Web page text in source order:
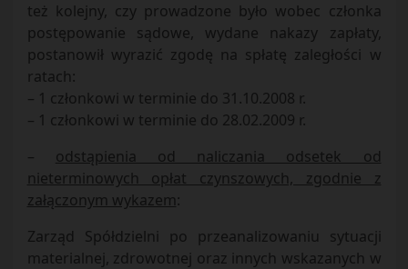
też kolejny, czy prowadzone było wobec członka
postępowanie sądowe, wydane nakazy zapłaty,
postanowił wyrazić zgodę na spłatę zaległości w
ratach:
– 1 członkowi w terminie do 31.10.2008 r.
– 1 członkowi w terminie do 28.02.2009 r.
– odstąpienia od naliczania odsetek od
nieterminowych opłat czynszowych, zgodnie z
załączonym wykazem:
Zarząd Spółdzielni po przeanalizowaniu sytuacji
materialnej, zdrowotnej oraz innych wskazanych w